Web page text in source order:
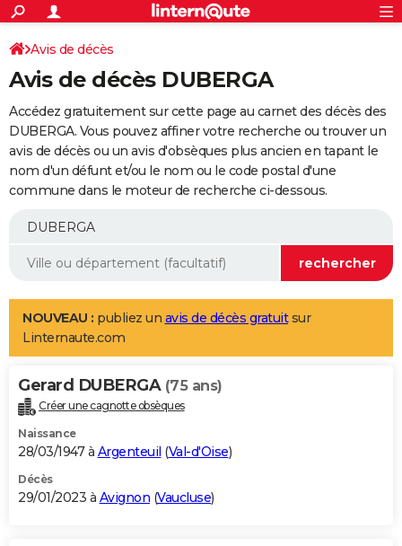
ACTUALITÉS
Politique
Société
Faits Divers
Education
Monde
Villes
+
SPORT
Coupe du monde 2026
Football
Tennis
Cyclisme
Rugby
Forum
Programme TV
TNT
Streaming
Cinéma
Sorties cinéma
Musique
+
FINANCE
Retraite
Epargne
Immobilier
Risques naturels par ville
Banque
Assurance
AUTO
Essais
Réserver un essai
Citadines
Berlines
SUV
Forum auto
+
Mobiles
Meilleur smartphone
Internet
Ordinateurs
Jeux vidéo
Guide high-tech
Aménagement intérieur
LIFESTYLE
Art de vivre
Bien-être
Loisirs
Mode
Modes de vie
Alimentation
Guide de la santé
Maladies
Médicaments
Sommeil
VOYAGE
Destinations
City break
Voyage nature
Voyage de noces
Forum
Climat
+PHOTO
GUIDES D'ACHAT
BONS PLANS
Avis de décès
Avis de décès DUBERGA
Accédez gratuitement sur cette page au carnet des décès des
DUBERGA. Vous pouvez affiner votre recherche ou trouver un
avis de décès ou un avis d'obsèques plus ancien en tapant le
nom d'un défunt et/ou le nom ou le code postal d'une
commune dans le moteur de recherche ci-dessous.
NOUVEAU : publiez un avis de décès gratuitsur
Linternaute.com
Gerard DUBERGA (75 ans)
Créer une cagnotte obsèques
Naissance
28/03/1947 à Argenteuil (Val-d'Oise)
Décès
29/01/2023 à Avignon (Vaucluse)